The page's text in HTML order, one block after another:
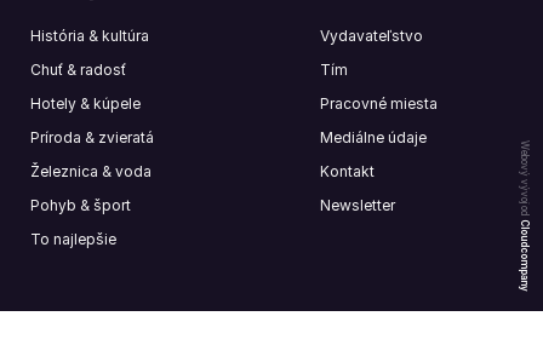
Webový vývoj od
Cloudcompany
História & kultúra
Chuť & radosť
Hotely & kúpele
Príroda & zvieratá
Železnica & voda
Pohyb & šport
To najlepšie
Vydavateľstvo
Tím
Pracovné miesta
Mediálne údaje
Kontakt
Newsletter